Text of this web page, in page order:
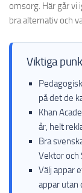
omsorg. Här går vi
bra alternativ och
Viktiga
på det de
Khan
år, helt
Bra
Vektor och
Välj appar
appar utan